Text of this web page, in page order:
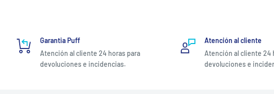
Garantia Puff
Atención al cliente 24 horas para
devoluciones e incidencias.
Atención al cliente
Atención al cliente 24
devoluciones e